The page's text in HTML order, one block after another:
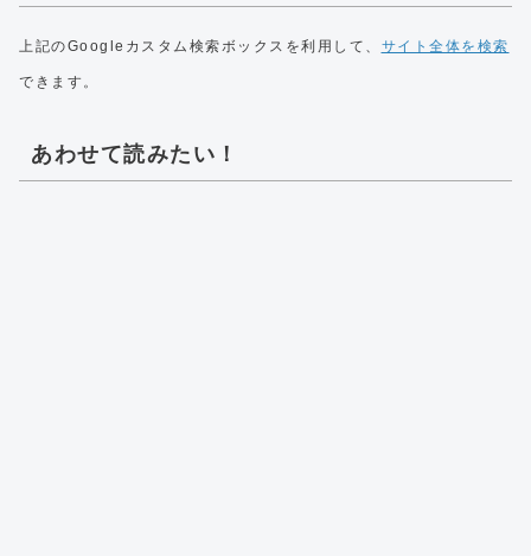
上記のGoogleカスタム検索ボックスを利用して、 サイト全体を検索
できます。
あわせて読みたい！